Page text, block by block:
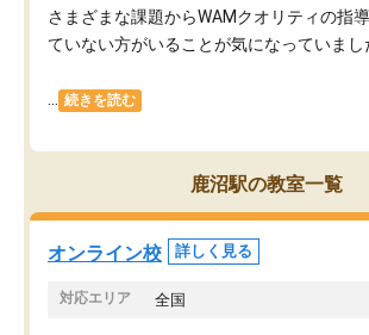
さまざまな課題からWAMクオリティの指
ていない方がいることが気になっていまし
続きを読む
鹿沼駅の教室一覧
オンライン校 詳しく見る
対応エリア 全国